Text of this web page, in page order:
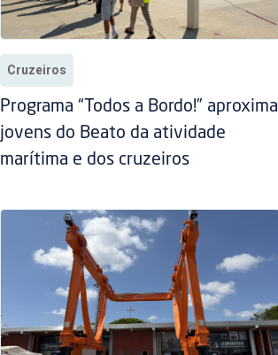
Cruzeiros
Programa “Todos a Bordo!” aproxima
jovens do Beato da atividade
marítima e dos cruzeiros